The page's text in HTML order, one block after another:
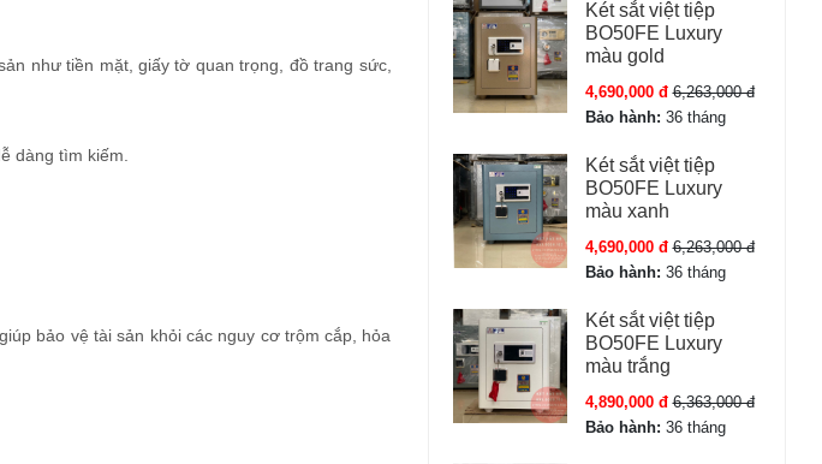
như tiền mặt, giấy tờ quan trọng, đồ trang sức,
dàng tìm kiếm.
bảo vệ tài sản khỏi các nguy cơ trộm cắp, hỏa
Két sắt việt tiệp
BO50FE Luxury
màu gold
4,690,000 đ 6,263,000 đ
Bảo hành: 36 tháng
Két sắt việt tiệp
BO50FE Luxury
màu xanh
4,690,000 đ 6,263,000 đ
Bảo hành: 36 tháng
Két sắt việt tiệp
BO50FE Luxury
màu trắng
4,890,000 đ 6,363,000 đ
Bảo hành: 36 tháng